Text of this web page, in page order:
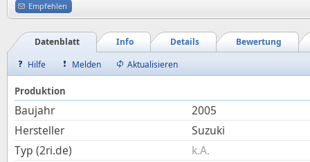
Empfehlen
Bewertung
Details
Info
Datenblatt
Hilfe
Melden Aktualisieren
Produktion
Baujahr
2005
Hersteller
Suzuki
Typ (2ri.de)
k.A.